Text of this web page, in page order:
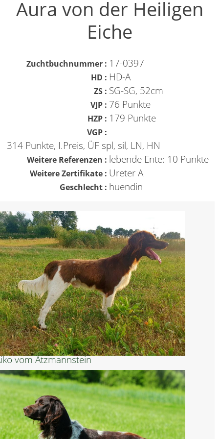
Aura von der Heiligen
Eiche
Zuchtbuchnummer : 17-0397
HD : HD-A
ZS : SG-SG, 52cm
VJP : 76 Punkte
HZP : 179 Punkte
VGP :
314 Punkte, I.Preis, ÜF spl, sil, LN, HN
Weitere Referenzen : lebende Ente: 10 Punkte
Weitere Zertifikate : Ureter A
Geschlecht : huendin
vom Atzmannstein